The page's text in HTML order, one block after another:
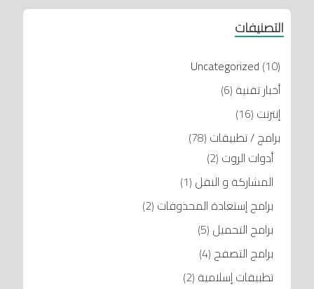
التصنيفات
Uncategorized (10)
أخبار تقنية (6)
إنترنت (16)
برامج / تطبيقات (78)
أدوات الروت (2)
المشاركة و النقل (1)
برامج إستعادة المحذوفات (2)
برامج التحميل (5)
برامج التصفح (4)
تطبيقات إسلامية (2)